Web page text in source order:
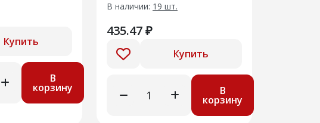
Купить
В
корзину
В наличии: 19 шт.
435.47 ₽
Купить
В
корзину